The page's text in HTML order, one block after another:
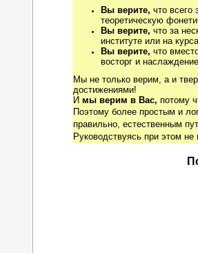
Вы верите, что всего
теоретическую
Вы верите, что за
институте или на
Вы верите, что
восторг и
Мы не только верим, а и
достижениями!
И мы верим в Вас, потому
Поэтому более простым и
правильно, естественным
Руководствуясь при этом